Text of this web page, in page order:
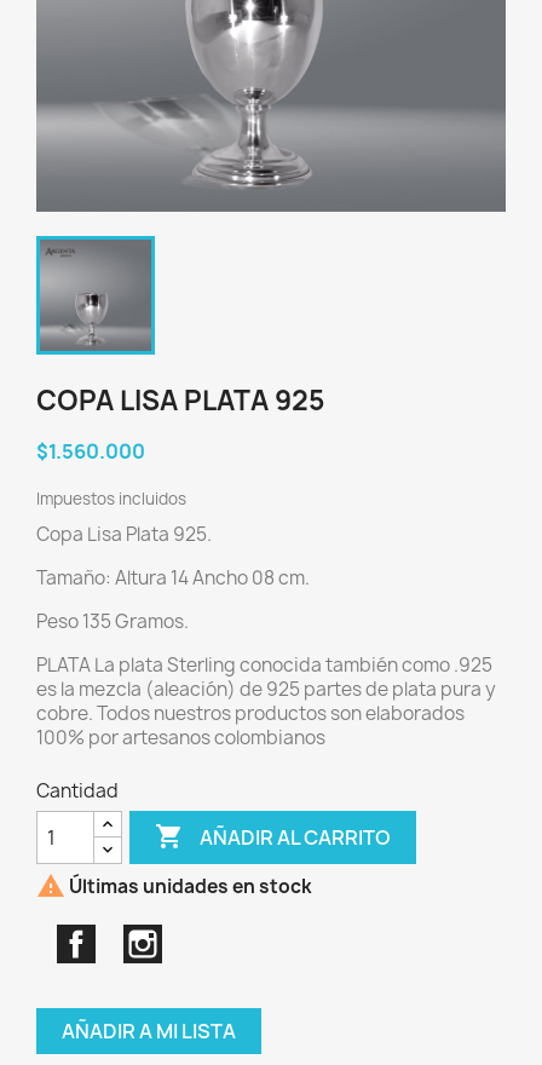
COPA LISA PLATA 925
$1.560.000
Impuestos incluidos
Copa Lisa Plata 925.
Tamaño: Altura 14 Ancho 08 cm.
Peso 135 Gramos.
PLATA La plata Sterling conocida también como .925
es la mezcla (aleación) de 925 partes de plata pura y
cobre. Todos nuestros productos son elaborados
100% por artesanos colombianos
Cantidad
 AÑADIR AL CARRITO
 Últimas unidades en stock
Facebook
AÑADIR A MI LISTA